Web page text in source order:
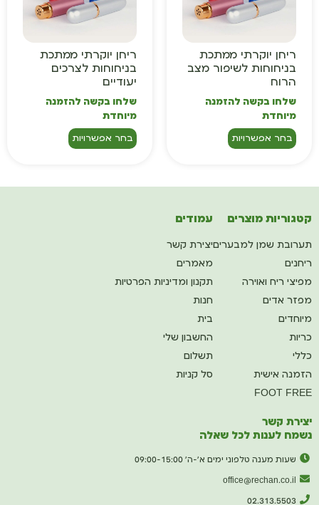
ריחן יוקרתי ממתכת
בניחוחות לשיפור מצב
הרוח
שלחו בקשה להזמנה
מיוחדת
בחר אפשרויות
ריחן יוקרתי ממתכת
בניחוחות לצרכים
יעודיים
שלחו בקשה להזמנה
מיוחדת
בחר אפשרויות
קטגוריות מוצרים
תערובת שמן למבערים
ריחנים
מפיצי ריח ואוירה
מפזר אדים
מיוחדים
כריות
כללי
הזמנה אישית
FOOT FREE
עמודים
יצירת קשר
מאמרים
תקנון ומדיניות הפרטיות
חנות
בית
החשבון שלי
תשלום
סל קניות
יצירת קשר
נשמח לענות לכל שאלה
שעות מענה טלפוני ימים א'-ה' 09:00-15:00
office@rechan.co.il
02.313.5503